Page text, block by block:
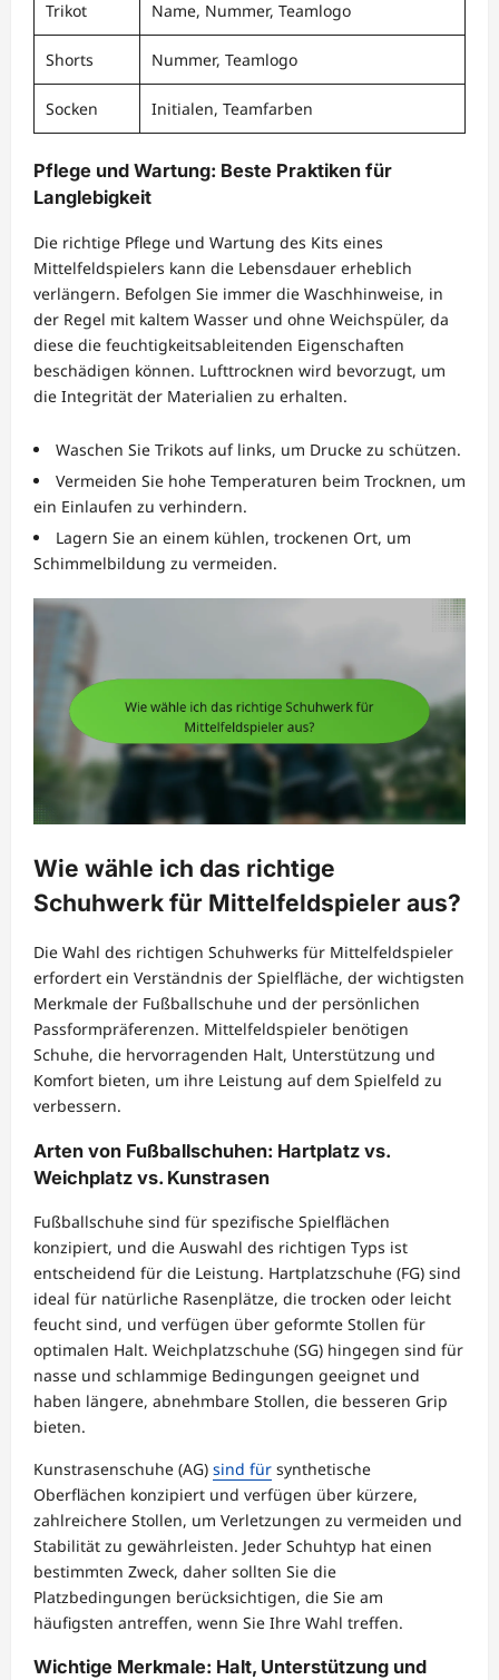
Trikot Name, Nummer, Teamlogo
Shorts Nummer, Teamlogo
Socken Initialen, Teamfarben
Pflege und Wartung: Beste Praktiken für
Langlebigkeit
Die richtige Pflege und Wartung des Kits eines
Mittelfeldspielers kann die Lebensdauer erheblich
verlängern. Befolgen Sie immer die Waschhinweise, in
der Regel mit kaltem Wasser und ohne Weichspüler, da
diese die feuchtigkeitsableitenden Eigenschaften
beschädigen können. Lufttrocknen wird bevorzugt, um
die Integrität der Materialien zu erhalten.
Waschen Sie Trikots auf links, um Drucke zu schützen.
Vermeiden Sie hohe Temperaturen beim Trocknen, um
ein Einlaufen zu verhindern.
Lagern Sie an einem kühlen, trockenen Ort, um
Schimmelbildung zu vermeiden.
Wie wähle ich das richtige
Schuhwerk für Mittelfeldspieler aus?
Die Wahl des richtigen Schuhwerks für Mittelfeldspieler
erfordert ein Verständnis der Spielfläche, der wichtigsten
Merkmale der Fußballschuhe und der persönlichen
Passformpräferenzen. Mittelfeldspieler benötigen
Schuhe, die hervorragenden Halt, Unterstützung und
Komfort bieten, um ihre Leistung auf dem Spielfeld zu
verbessern.
Arten von Fußballschuhen: Hartplatz vs.
Weichplatz vs. Kunstrasen
Fußballschuhe sind für spezifische Spielflächen
konzipiert, und die Auswahl des richtigen Typs ist
entscheidend für die Leistung. Hartplatzschuhe (FG) sind
ideal für natürliche Rasenplätze, die trocken oder leicht
feucht sind, und verfügen über geformte Stollen für
optimalen Halt. Weichplatzschuhe (SG) hingegen sind für
nasse und schlammige Bedingungen geeignet und
haben längere, abnehmbare Stollen, die besseren Grip
bieten.
Kunstrasenschuhe (AG) sind für synthetische
Oberflächen konzipiert und verfügen über kürzere,
zahlreichere Stollen, um Verletzungen zu vermeiden und
Stabilität zu gewährleisten. Jeder Schuhtyp hat einen
bestimmten Zweck, daher sollten Sie die
Platzbedingungen berücksichtigen, die Sie am
häufigsten antreffen, wenn Sie Ihre Wahl treffen.
Wichtige Merkmale: Halt, Unterstützung und